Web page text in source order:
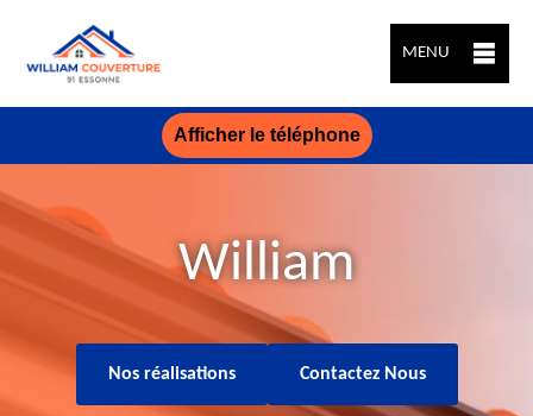
MENU
Afficher le téléphone
William
Nos réalisations Contactez Nous